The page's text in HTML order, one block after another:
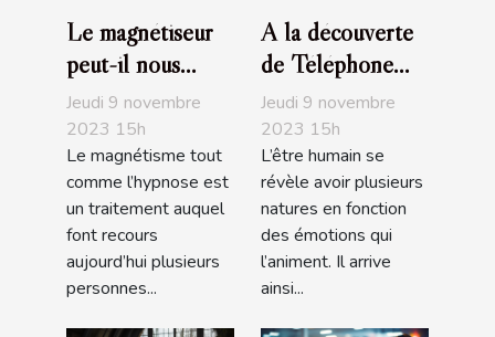
Le magnétiseur
peut-il nous
soigner de nos
maux ?
Jeudi 9 novembre
2023 15h
Le magnétisme tout
comme l’hypnose est
un traitement auquel
font recours
aujourd’hui plusieurs
personnes...
A la découverte
de Téléphone
Rose
Jeudi 9 novembre
2023 15h
L’être humain se
révèle avoir plusieurs
natures en fonction
des émotions qui
l’animent. Il arrive
ainsi...